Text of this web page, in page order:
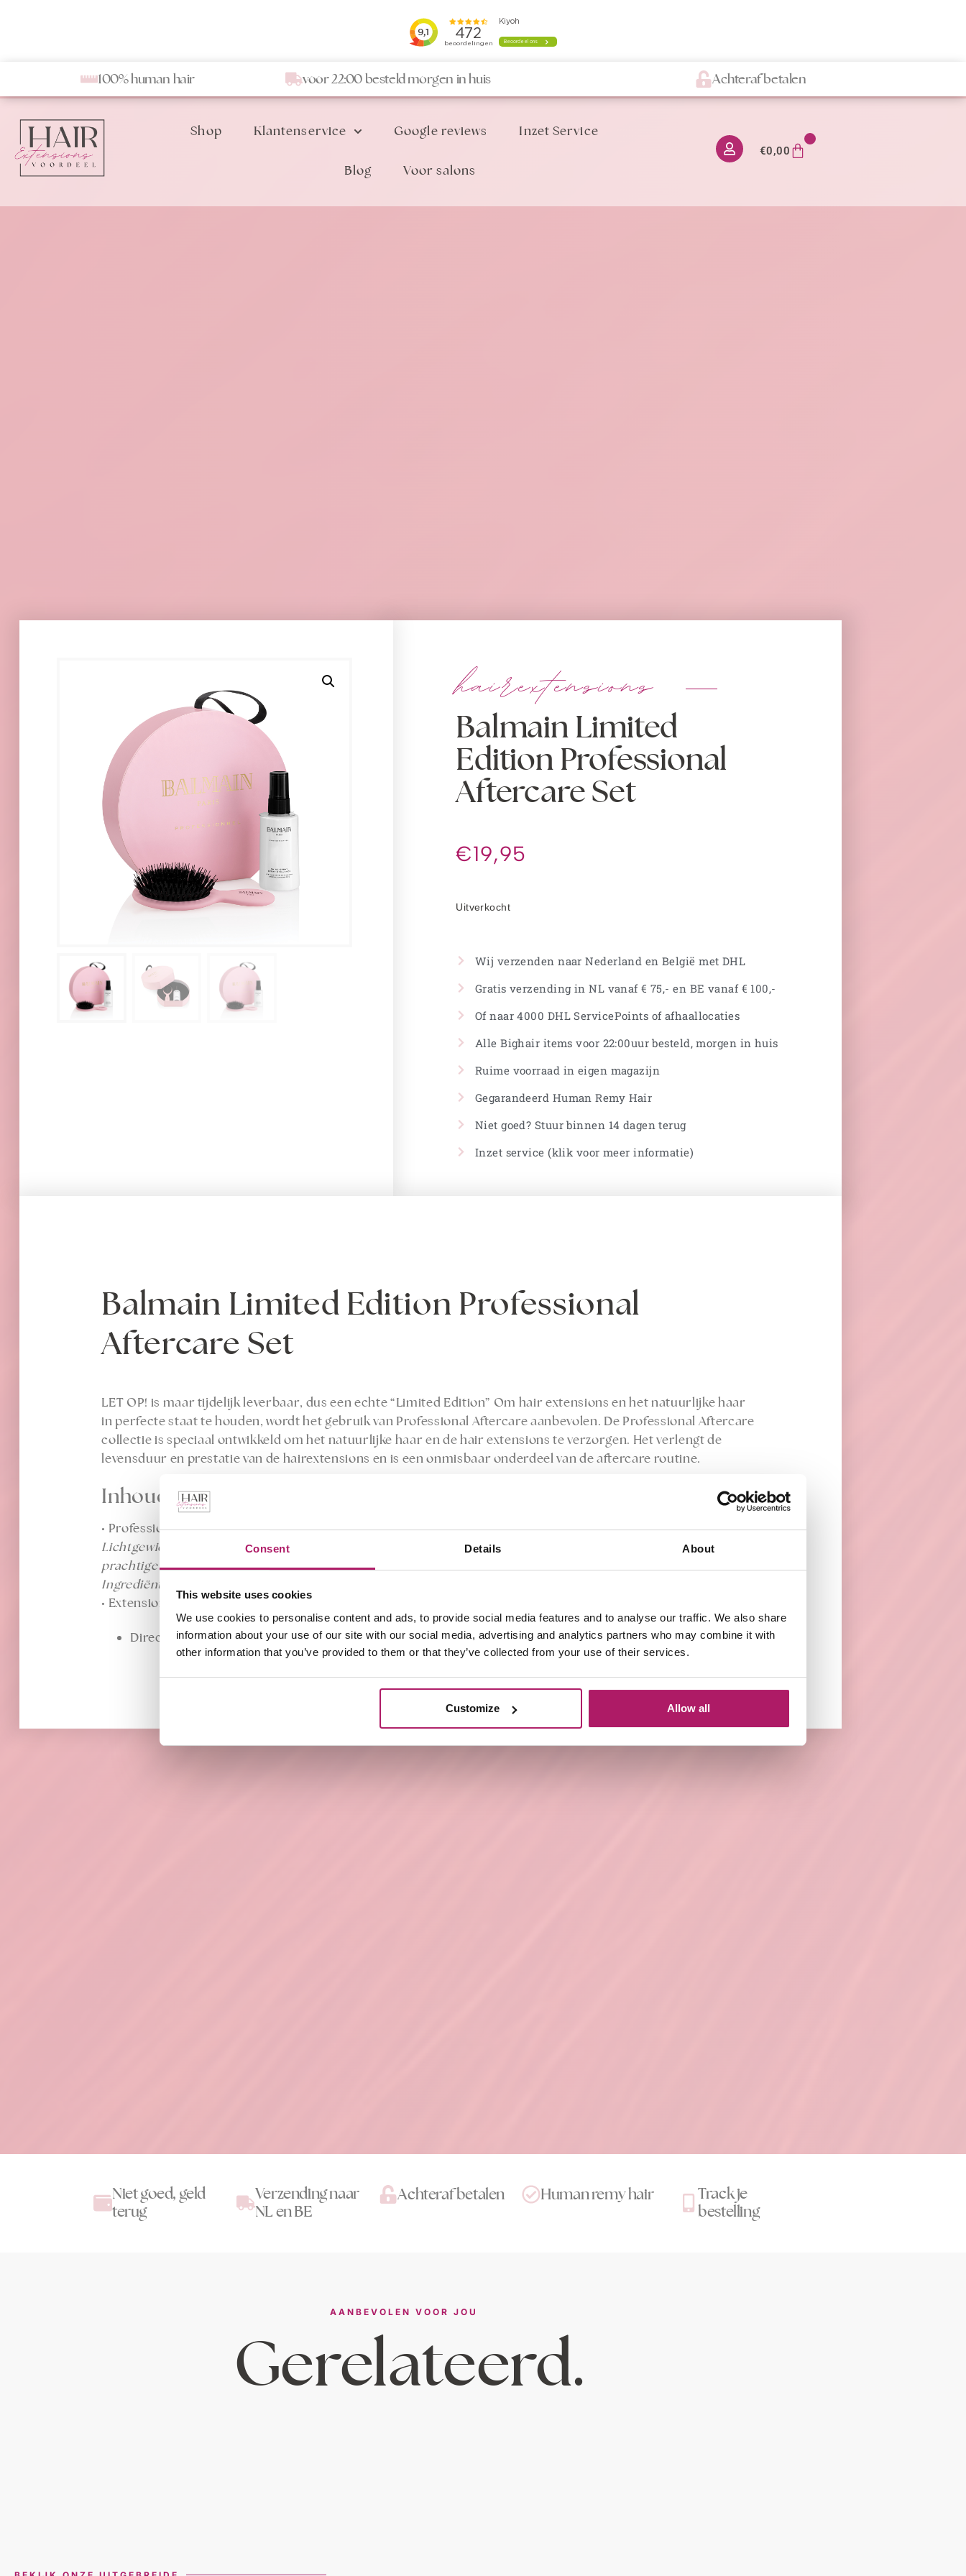
Consent Details About
This website uses cookies
We use cookies to personalise content and ads, to provide social media features and to analyse our traffic. We also share
information about your use of our site with our social media, advertising and analytics partners who may combine it with
other information that you’ve provided to them or that they’ve collected from your use of their services.
Customize Allow all
100% human hair voor 22:00 besteld morgen in huis Achteraf betalen
Shop Klantenservice Google reviews Inzet Service
Blog Voor salons
€0,00
hairextensions
Balmain Limited
Edition Professional
Aftercare Set
€19,95
Uitverkocht
Wij verzenden naar Nederland en België met DHL
Gratis verzending in NL vanaf € 75,- en BE vanaf € 100,-
Of naar 4000 DHL ServicePoints of afhaallocaties
Alle Bighair items voor 22:00uur besteld, morgen in huis
Ruime voorraad in eigen magazijn
Gegarandeerd Human Remy Hair
Niet goed? Stuur binnen 14 dagen terug
Inzet service (klik voor meer informatie)
Balmain Limited Edition Professional
Aftercare Set
LET OP! is maar tijdelijk leverbaar, dus een echte “Limited Edition” Om hair extensions en het natuurlijke haar
in perfecte staat te houden, wordt het gebruik van Professional Aftercare aanbevolen. De Professional Aftercare
collectie is speciaal ontwikkeld om het natuurlijke haar en de hair extensions te verzorgen. Het verlengt de
levensduur en prestatie van de hairextensions en is een onmisbaar onderdeel van de aftercare routine.
Inhoud:
• Professional Aftercare Shine Spray, 75ml
Lichtgewicht, UV-beschermende spray verrijkt met Vitamine E en Argan olie. Reflecteert het licht en geeft zo een
prachtige glans. De Shine Spray is speciaal ontworpen voor hair extensions.
Ingrediënten: cyclopenlasiloxane, phenyl trimethicone, tocopheryl acetate panthenol, argania spinosa kernel oil.
• Extension Brush mini Rose.
Direct uit voorraad leverbaar!
Niet goed, geld
terug
Verzending naar
NL en BE
Achteraf betalen Human remy hair
Track je
bestelling
AANBEVOLEN VOOR JOU
Gerelateerd.